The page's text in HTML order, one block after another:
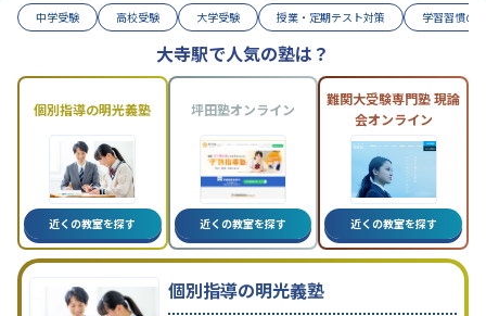
中学受験 高校受験 大学受験 授業・定期テスト対策 学習習慣の
大寺駅で人気の塾は？
個別指導の明光義塾
近くの教室を探す
坪田塾オンライン
近くの教室を探す
難関大受験専門塾 現論
会オンライン
近くの教室を探す
個別指導の明光義塾